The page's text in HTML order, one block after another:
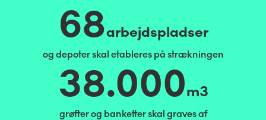
68arbejdspladser
og depoter skal etableres på strækningen
38.000m3
grøfter og banketter skal graves af